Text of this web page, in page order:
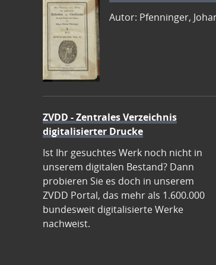
Autor: Pfenninger,
ZVDD - Zentrales Verzeichnis
digitalisierter Drucke
Ist Ihr gesuchtes Werk noch nicht in
unserem digitalen Bestand? Dann
probieren Sie es doch in unserem
ZVDD Portal, das mehr als 1.600.000
bundesweit digitalisierte Werke
nachweist.